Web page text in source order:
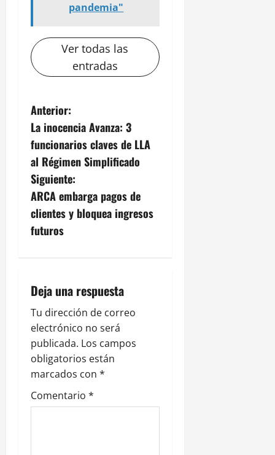
pandemia"
Ver todas las
entradas
N
a
v
e
g
a
i
ó
n
d
e
Anterior:
La inocencia Avanza: 3
funcionarios claves de LLA
al Régimen Simplificado
Siguiente:
ARCA embarga pagos de
clientes y bloquea ingresos
futuros
Deja una respuesta
Tu dirección de correo
electrónico no será
publicada. Los campos
obligatorios están
marcados con *
Comentario *